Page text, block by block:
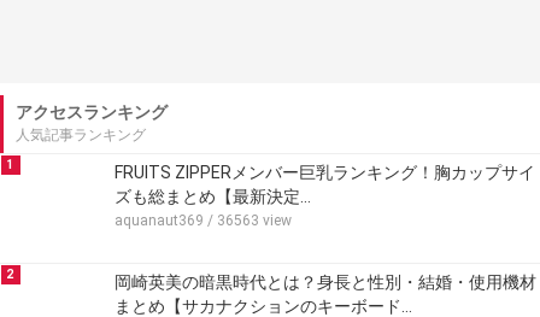
アクセスランキング
人気記事ランキング
1
FRUITS ZIPPERメンバー巨乳ランキング！胸カップサイ
ズも総まとめ【最新決定…
aquanaut369 / 36563 view
2
岡崎英美の暗黒時代とは？身長と性別・結婚・使用機材
まとめ【サカナクションのキーボード…